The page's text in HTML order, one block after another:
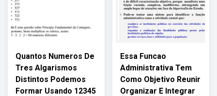
Quantos Numeros De
Tres Algarismos
Distintos Podemos
Formar Usando 12345
Essa Funcao
Administrativa Tem
Como Objetivo Reunir
Organizar E Integrar